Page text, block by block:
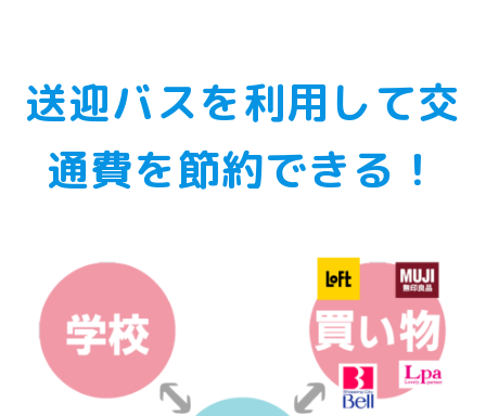
送迎バスを利⽤して交
通費を節約できる！